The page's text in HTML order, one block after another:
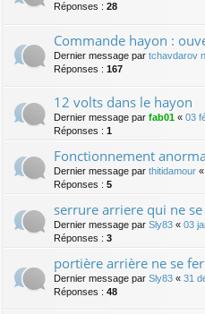
Réponses : 28
Commande hayon :
Dernier message par tchavdarov
Réponses : 167
12 volts dans le hayon
Dernier message par fab01 « 03
Réponses : 1
Fonctionnement
Dernier message par thitidamour «
Réponses : 5
serrure arriere qui ne
Dernier message par Sly83 « 03
Réponses : 3
portière arrière ne se
Dernier message par Sly83 « 31
Réponses : 48